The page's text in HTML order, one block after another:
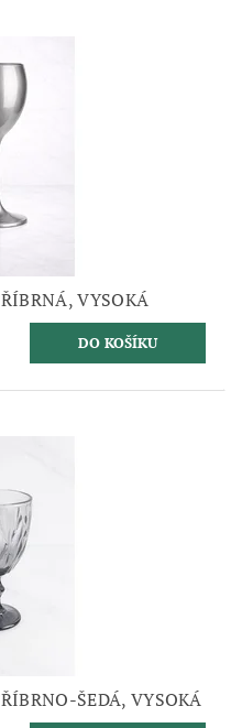
VYSOKÁ
ŠEDÁ, VYSOKÁ